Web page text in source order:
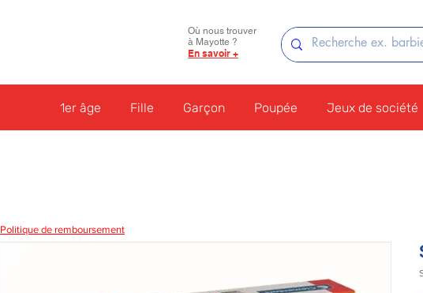
Où nous trouver
à Mayotte ?
En savoir +
1er âge Fille Garçon Poupée Jeux de société
Politique de remboursement